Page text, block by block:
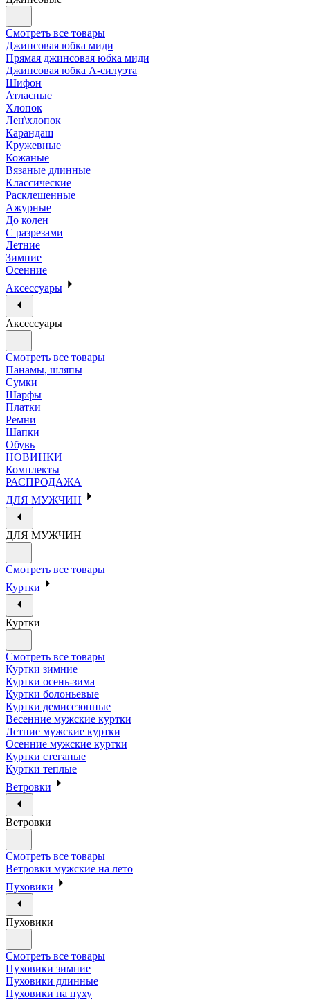
Смотреть все товары
Джинсовая юбка миди
Прямая джинсовая юбка миди
Джинсовая юбка А-силуэта
Шифон
Атласные
Хлопок
Лен\хлопок
Карандаш
Кружевные
Кожаные
Вязаные длинные
Классические
Расклешенные
Ажурные
До колен
С разрезами
Летние
Зимние
Осенние
Аксессуары
Аксессуары
Смотреть все товары
Панамы, шляпы
Сумки
Шарфы
Платки
Ремни
Шапки
Обувь
НОВИНКИ
Комплекты
РАСПРОДАЖА
ДЛЯ МУЖЧИН
ДЛЯ МУЖЧИН
Смотреть все товары
Куртки
Куртки
Смотреть все товары
Куртки зимние
Куртки осень-зима
Куртки болоньевые
Куртки демисезонные
Весенние мужские куртки
Летние мужские куртки
Осенние мужские куртки
Куртки стеганые
Куртки теплые
Ветровки
Ветровки
Смотреть все товары
Ветровки мужские на лето
Пуховики
Пуховики
Смотреть все товары
Пуховики зимние
Пуховики длинные
Пуховики на пуху